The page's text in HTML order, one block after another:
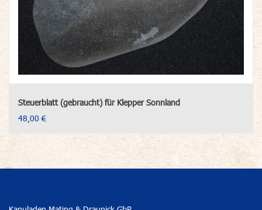
Steuerblatt (gebraucht) für Klepper Sonnland
48,00 €